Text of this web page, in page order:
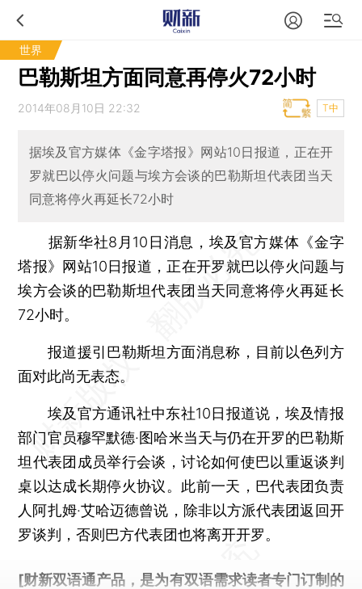
世界
巴勒斯坦方面同意再停火72小时
2014年08月10日 22:32 T中
据埃及官方媒体《金字塔报》网站10日报道，正在开
罗就巴以停火问题与埃方会谈的巴勒斯坦代表团当天
同意将停火再延长72小时
据新华社8月10日消息，埃及官方媒体《金字
塔报》网站10日报道，正在开罗就巴以停火问题与
埃方会谈的巴勒斯坦代表团当天同意将停火再延长
72小时。
报道援引巴勒斯坦方面消息称，目前以色列方
面对此尚无表态。
埃及官方通讯社中东社10日报道说，埃及情报
部门官员穆罕默德·图哈米当天与仍在开罗的巴勒斯
坦代表团成员举行会谈，讨论如何使巴以重返谈判
桌以达成长期停火协议。此前一天，巴代表团负责
人阿扎姆·艾哈迈德曾说，除非以方派代表团返回开
罗谈判，否则巴方代表团也将离开开罗。
[财新双语通产品，是为有双语需求读者专门订制的